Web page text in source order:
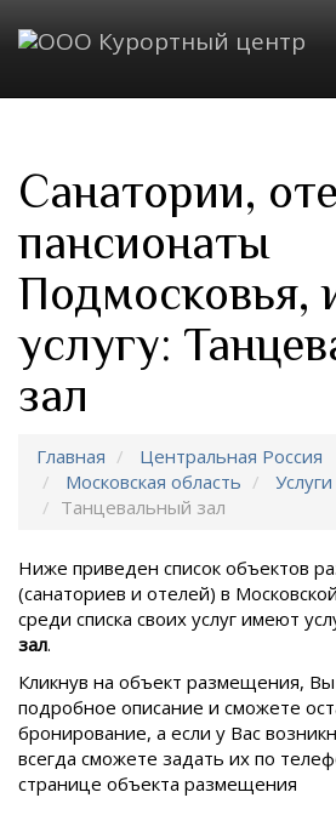
Санатории,
пансионаты
Подмосковья,
услугу:
зал
Главная
Центральная Россия
Московская область
Услуги
Танцевальный зал
Ниже приведен список объектов
(санаториев и отелей) в
среди списка своих услуг имеют
зал.
Кликнув на объект размещения,
подробное описание и сможете
бронирование, а если у Вас
всегда сможете задать их по
странице объекта размещения